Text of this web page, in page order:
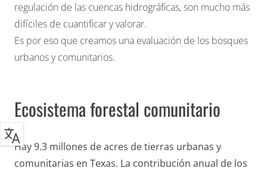
regulación de las cuencas hidrográficas, son mucho más
difíciles de cuantificar y valorar.
Es por eso que creamos una evaluación de los bosques
urbanos y comunitarios.
Ecosistema forestal comunitario
Hay 9.3 millones de acres de tierras urbanas y
comunitarias en Texas. La contribución anual de los